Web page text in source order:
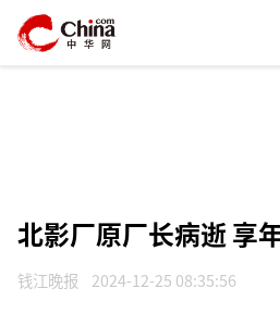
北影厂原厂长病逝 享
钱江晚报 2024-12-25 08:35:56